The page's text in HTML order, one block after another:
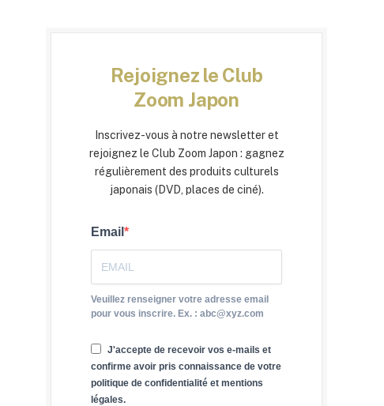
Rejoignez le Club
Zoom Japon
Inscrivez-vous à notre newsletter et
rejoignez le Club Zoom Japon : gagnez
régulièrement des produits culturels
japonais (DVD, places de ciné).
Email
Veuillez renseigner votre adresse email
pour vous inscrire. Ex. : abc@xyz.com
J'accepte de recevoir vos e-mails et
confirme avoir pris connaissance de votre
politique de confidentialité et mentions
légales.